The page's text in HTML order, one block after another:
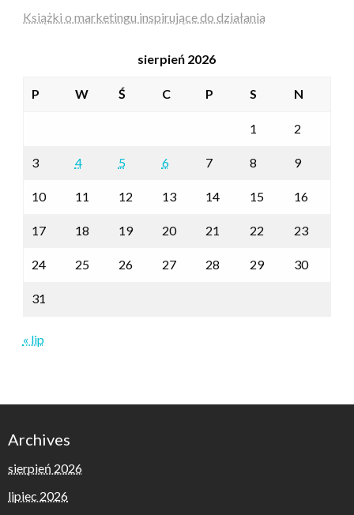
Książki o marketingu inspirujące do działania
sierpień 2026
P W Ś C P S N
1 2
3 4 5 6 7 8 9
10 11 12 13 14 15 16
17 18 19 20 21 22 23
24 25 26 27 28 29 30
31
« lip
Archives
sierpień 2026
lipiec 2026